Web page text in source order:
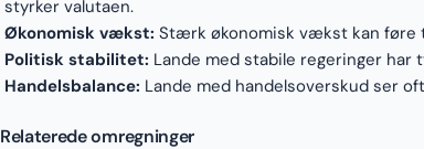
styrker valutaen.
Økonomisk vækst: Stærk økonomisk vækst kan føre
Politisk stabilitet: Lande med stabile regeringer
Handelsbalance: Lande med handelsoverskud ser
Relaterede omregninger